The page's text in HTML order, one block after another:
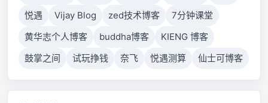
悦遇
Vijay Blog zed技术博客
7分钟课堂
黄华志个人博客
buddha博客
KIENG 博客
鼓掌之间
试玩挣钱 奈飞 悦遇测算 仙士可博客